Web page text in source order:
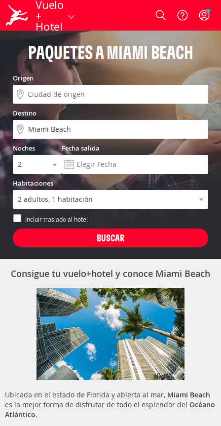
Vuelo
+
Hotel
Login
PAQUETES A MIAMI BEACH
Origen
Destino
Noches Fecha salida
Habitaciones
Incluir traslado al hotel
Consigue tu vuelo+hotel y conoce Miami Beach
Ubicada en el estado de Florida y abierta al mar, Miami Beach
es la mejor forma de disfrutar de todo el esplendor del Océano
Atlántico.